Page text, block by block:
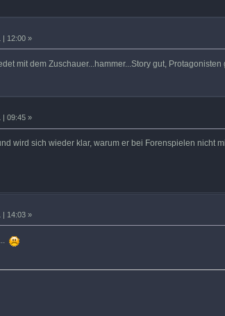
| 12:00 »
mit dem Zuschauer...hammer...Story gut,
| 09:45 »
wird sich wieder klar, warum er bei Forenspielen nicht
| 14:03 »